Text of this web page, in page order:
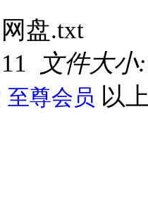
网盘.txt
11 文件大小:
至尊会员 以